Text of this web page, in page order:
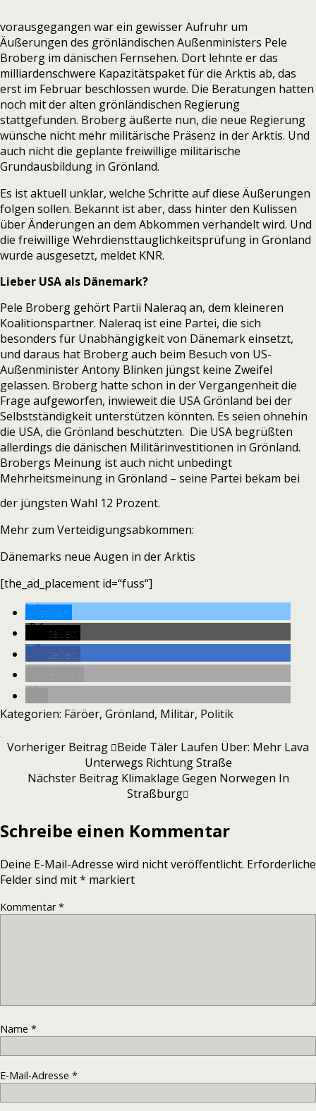
vorausgegangen war ein gewisser Aufruhr um
Äußerungen des grönländischen Außenministers Pele
Broberg im dänischen Fernsehen. Dort lehnte er das
milliardenschwere Kapazitätspaket für die Arktis ab, das
erst im Februar beschlossen wurde. Die Beratungen hatten
noch mit der alten grönländischen Regierung
stattgefunden. Broberg äußerte nun, die neue Regierung
wünsche nicht mehr militärische Präsenz in der Arktis. Und
auch nicht die geplante freiwillige militärische
Grundausbildung in Grönland.
Es ist aktuell unklar, welche Schritte auf diese Äußerungen
folgen sollen. Bekannt ist aber, dass hinter den Kulissen
über Änderungen an dem Abkommen verhandelt wird. Und
die freiwillige Wehrdiensttauglichkeitsprüfung in Grönland
wurde ausgesetzt, meldet KNR.
Lieber USA als Dänemark?
Pele Broberg gehört Partii Naleraq an, dem kleineren
Koalitionspartner. Naleraq ist eine Partei, die sich
besonders für Unabhängigkeit von Dänemark einsetzt,
und daraus hat Broberg auch beim Besuch von US-
Außenminister Antony Blinken jüngst keine Zweifel
gelassen. Broberg hatte schon in der Vergangenheit die
Frage aufgeworfen, inwieweit die USA Grönland bei der
Selbstständigkeit unterstützen könnten. Es seien ohnehin
die USA, die Grönland beschützten. Die USA begrüßten
allerdings die dänischen Militärinvestitionen in Grönland.
Brobergs Meinung ist auch nicht unbedingt
Mehrheitsmeinung in Grönland – seine Partei bekam bei
der jüngsten Wahl 12 Prozent.
Mehr zum Verteidigungsabkommen:
Dänemarks neue Augen in der Arktis
[the_ad_placement id=“fuss“]
teilen
teilen
teilen
Kategorien: Färöer, Grönland, Militär, Politik
Vorheriger Beitrag
Beide Täler Laufen Über: Mehr Lava
Unterwegs Richtung Straße
Nächster Beitrag Klimaklage Gegen Norwegen In
Straßburg
Schreibe einen Kommentar
Deine E-Mail-Adresse wird nicht veröffentlicht. Erforderliche
Felder sind mit* markiert
Kommentar*
Name *
E-Mail-Adresse *